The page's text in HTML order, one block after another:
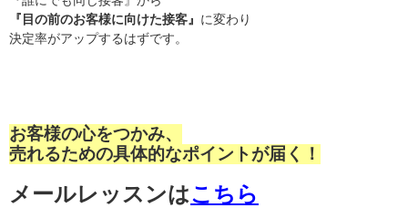
『目の前のお客様に向けた接客』 に変わり
決定率がアップするはずです。
お客様の心をつかみ、
売れるための具体的なポイントが届く！
メールレッスンはこちら